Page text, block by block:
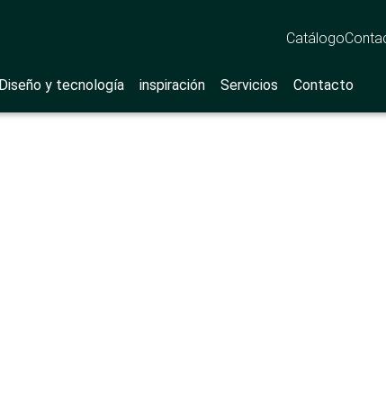
Catálogo
Diseño y tecnología inspiración Servicios Contacto